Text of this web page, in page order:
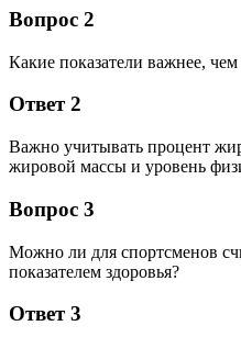
Вопрос 2
Какие показатели важнее,
Ответ 2
Важно учитывать процент
жировой массы и уровень
Вопрос 3
Можно ли для спортсменов
показателем здоровья?
Ответ 3